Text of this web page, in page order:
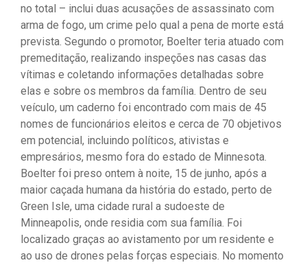
no total – inclui duas acusações de assassinato com
arma de fogo, um crime pelo qual a pena de morte está
prevista. Segundo o promotor, Boelter teria atuado com
premeditação, realizando inspeções nas casas das
vítimas e coletando informações detalhadas sobre
elas e sobre os membros da família. Dentro de seu
veículo, um caderno foi encontrado com mais de 45
nomes de funcionários eleitos e cerca de 70 objetivos
em potencial, incluindo políticos, ativistas e
empresários, mesmo fora do estado de Minnesota.
Boelter foi preso ontem à noite, 15 de junho, após a
maior caçada humana da história do estado, perto de
Green Isle, uma cidade rural a sudoeste de
Minneapolis, onde residia com sua família. Foi
localizado graças ao avistamento por um residente e
ao uso de drones pelas forças especiais. No momento